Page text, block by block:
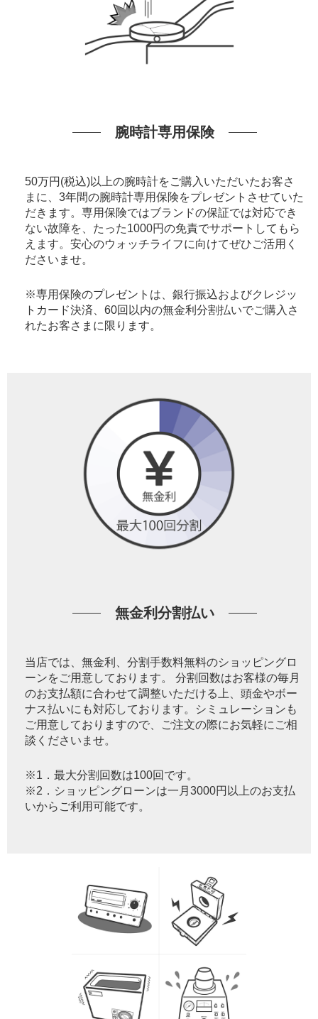
腕時計専用保険
50万円(税込)以上の腕時計をご購入いただいたお客さ
まに、3年間の腕時計専用保険をプレゼントさせていた
だきます。専用保険ではブランドの保証では対応でき
ない故障を、たった1000円の免責でサポートしてもら
えます。安心のウォッチライフに向けてぜひご活用く
ださいませ。
※専用保険のプレゼントは、銀行振込およびクレジッ
トカード決済、60回以内の無金利分割払いでご購入さ
れたお客さまに限ります。
無金利分割払い
当店では、無金利、分割手数料無料のショッピングロ
ーンをご用意しております。 分割回数はお客様の毎月
のお支払額に合わせて調整いただける上、頭金やボー
ナス払いにも対応しております。シミュレーションも
ご用意しておりますので、ご注文の際にお気軽にご相
談くださいませ。
※1．最大分割回数は100回です。
※2．ショッピングローンは一月3000円以上のお支払
いからご利用可能です。